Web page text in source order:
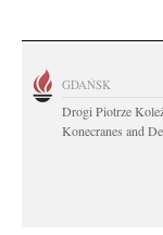
GDAŃSK
Drogi Piotrze
Konecranes and